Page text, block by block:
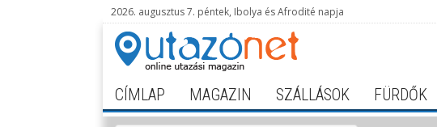
2026. augusztus 7. péntek, Ibolya és Afrodité napja
CÍMLAP MAGAZIN SZÁLLÁSOK FÜRDŐK